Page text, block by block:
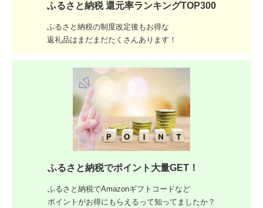
ふるさと納税 還元率ランキングTOP300
ふるさと納税の制度改定後もお得な
返礼品はまだまだたくさんあります！
ふるさと納税でポイント大量GET！
ふるさと納税でAmazonギフトコードなど
ポイントがお得にもらえるって知ってましたか？